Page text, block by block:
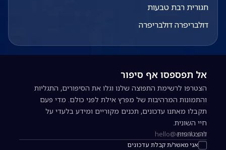
חגורית רבת טבעות
דולבריפרה דולבריפרה
אל תפספסו אף סיפור
הצטרפו לרשימת התפוצה שלנו וגלו את הסיפורים, התגליות
והתמונות המרהיבות של מפרץ אילת לפני כולם. מדי פעם
תקבלו מאתנו עדכונים, תכנים מקוריים ומידע בלעדי על
חיי השונית.
כתובת אימייל להרשמה לניוזלטר
אני מאשר/ת קבלת עדכונים
להצטרפות